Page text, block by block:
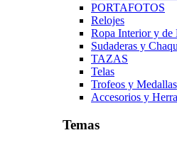
PORTAFOTOS
Relojes
Ropa Interior y de
Sudaderas y
TAZAS
Telas
Trofeos y Medallas
Accesorios y
Temas